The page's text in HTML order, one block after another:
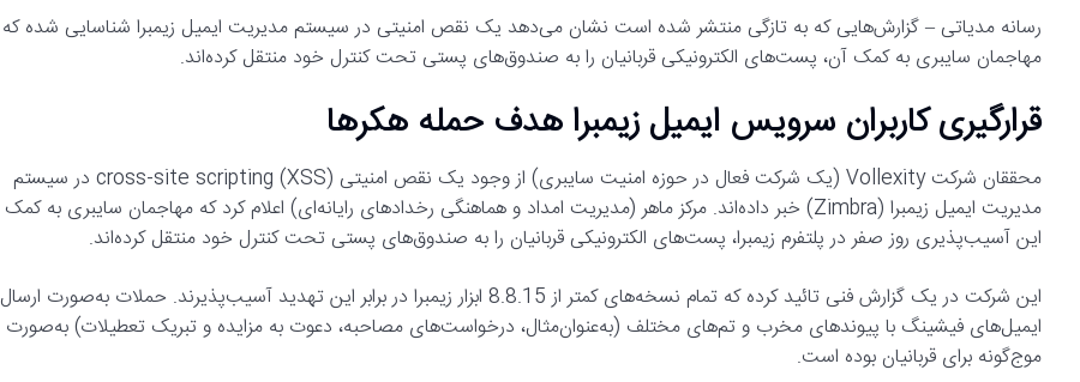
رسانه مدیاتی – گزارش‌هایی که به تازگی منتشر شده است نشان می‌دهد ​​​​​​​یک نقص امنیتی در سیستم مدیریت ایمیل زیمبرا شناسایی شده که
مهاجمان سایبری به کمک آن، پست‌های الکترونیکی قربانیان را به صندوق‌های پستی تحت کنترل خود منتقل کرده‌اند.
قرارگیری کاربران سرویس ایمیل زیمبرا هدف حمله هکرها
محققان شرکت Vollexity (یک شرکت فعال در حوزه امنیت سایبری) از وجود یک نقص امنیتی cross-site scripting (XSS) در سیستم
مدیریت ایمیل زیمبرا (Zimbra) خبر داده‌اند. مرکز ماهر (مدیریت امداد و هماهنگی رخدادهای رایانه‌ای) اعلام کرد که مهاجمان سایبری به کمک
این آسیب‌پذیری روز صفر در پلتفرم زیمبرا، پست‌های الکترونیکی قربانیان را به صندوق‌های پستی تحت کنترل خود منتقل کرده‌اند.
این شرکت در یک گزارش فنی ‌تائید کرده که تمام نسخه‌های کمتر از 8.8.15 ابزار زیمبرا در برابر این تهدید آسیب‌پذیرند. حملات به‌صورت ارسال
ایمیل‌های فیشینگ با پیوندهای مخرب و تم‌های مختلف (به‌عنوان‌مثال، درخواست‌های مصاحبه، دعوت به مزایده و تبریک تعطیلات) به‌صورت
موج‌گونه برای قربانیان بوده است.